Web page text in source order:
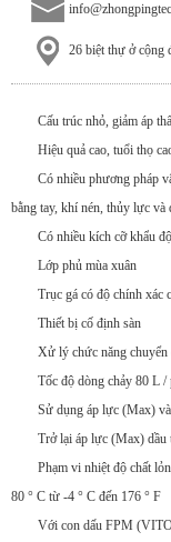
26 biệt thự ở cộng
Cấu trúc nhỏ, giảm áp
Hiệu quả cao, tuổi thọ
Có nhiều phương pháp
bằng tay, khí nén, thủy lực và
Có nhiều kích cỡ khẩu
Lớp phủ mùa xuân
Trục gá có độ chính xác
Thiết bị cố định sàn
Xử lý chức năng chuyển
Tốc độ dòng chảy 80 L
Sử dụng áp lực (Max)
Trở lại áp lực (Max) dầu
Phạm vi nhiệt độ chất
80 ° C từ -4 ° C đến 176 ° F
Với con dấu FPM